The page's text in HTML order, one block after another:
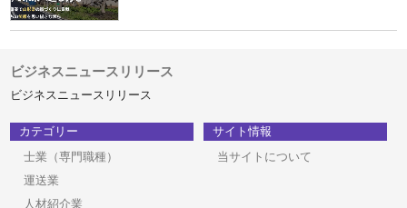
ビジネスニュースリリース
ビジネスニュースリリース
カテゴリー
士業（専門職種）
運送業
人材紹介業
サイト情報
当サイトについて